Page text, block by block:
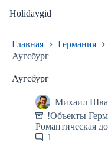
Holidaygid
Главная Германия
Аугсбург
Аугсбург
Михаил
!Объекты
Романтическая
1